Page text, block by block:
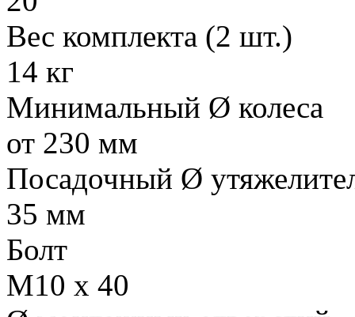
Вес комплекта (2 шт.)
14 кг
Минимальный Ø колеса
от 230 мм
Посадочный Ø
35 мм
Болт
М10 х 40